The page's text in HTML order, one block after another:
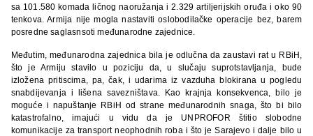
sa 101.580 komada ličnog naoružanja i 2.329 artiljerijskih oruđa i oko 90
tenkova. Armija nije mogla nastaviti oslobodilačke operacije bez, barem
posredne saglasnsoti međunarodne zajednice.
Međutim, međunarodna zajednica bila je odlučna da zaustavi rat u RBiH,
što je Armiju stavilo u poziciju da, u slučaju suprotstavljanja, bude
izložena pritiscima, pa, čak, i udarima iz vazduha blokirana u pogledu
snabdijevanja i lišena savezništava. Kao krajnja konsekvenca, bilo je
moguće i napuštanje RBiH od strane međunarodnih snaga, što bi bilo
katastrofalno, imajući u vidu da je UNPROFOR štitio slobodne
komunikacije za transport neophodnih roba i što je Sarajevo i dalje bilo u